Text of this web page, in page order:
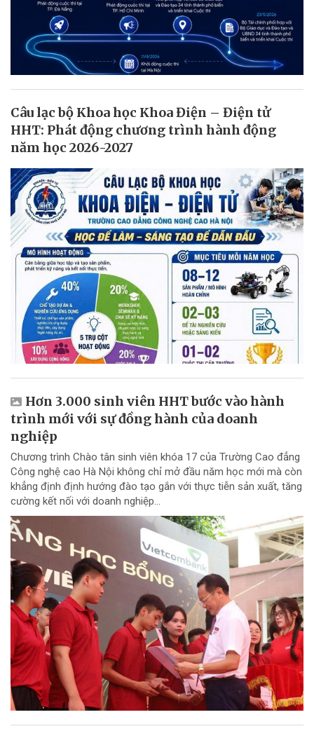
Câu lạc bộ Khoa học Khoa Điện – Điện tử
HHT: Phát động chương trình hành động
năm học 2026-2027
Hơn 3.000 sinh viên HHT bước vào hành
trình mới với sự đồng hành của doanh
nghiệp
Chương trình Chào tân sinh viên khóa 17 của Trường Cao đẳng
Công nghệ cao Hà Nội không chỉ mở đầu năm học mới mà còn
khẳng định định hướng đào tạo gắn với thực tiễn sản xuất, tăng
cường kết nối với doanh nghiệp...